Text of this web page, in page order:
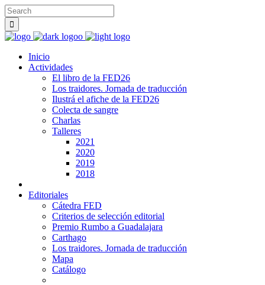
Inicio
Actividades
El libro de la FED26
Los traidores. Jornada de traducción
Ilustrá el afiche de la FED26
Colecta de sangre
Charlas
Talleres
2021
2020
2019
2018
Editoriales
Cátedra FED
Criterios de selección editorial
Premio Rumbo a Guadalajara
Carthago
Los traidores. Jornada de traducción
Mapa
Catálogo